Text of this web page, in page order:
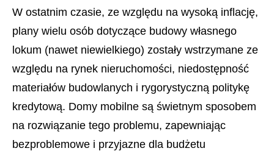
W ostatnim czasie, ze względu na wysoką inflację,
plany wielu osób dotyczące budowy własnego
lokum (nawet niewielkiego) zostały wstrzymane ze
względu na rynek nieruchomości, niedostępność
materiałów budowlanych i rygorystyczną politykę
kredytową. Domy mobilne są świetnym sposobem
na rozwiązanie tego problemu, zapewniając
bezproblemowe i przyjazne dla budżetu